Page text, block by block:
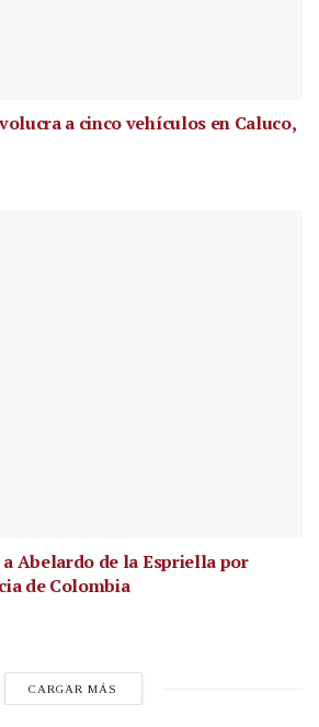
a cinco vehículos en Caluco,
Abelardo de la Espriella por
de Colombia
CARGAR MÁS